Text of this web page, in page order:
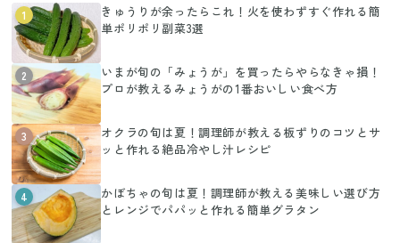
1
きゅうりが余ったらこれ！火を使わずすぐ作れる簡
単ポリポリ副菜3選
2
いまが旬の「みょうが」を買ったらやらなきゃ損！
プロが教えるみょうがの1番おいしい食べ方
3
オクラの旬は夏！調理師が教える板ずりのコツとサ
ッと作れる絶品冷やし汁レシピ
4
かぼちゃの旬は夏！調理師が教える美味しい選び方
とレンジでパパッと作れる簡単グラタン